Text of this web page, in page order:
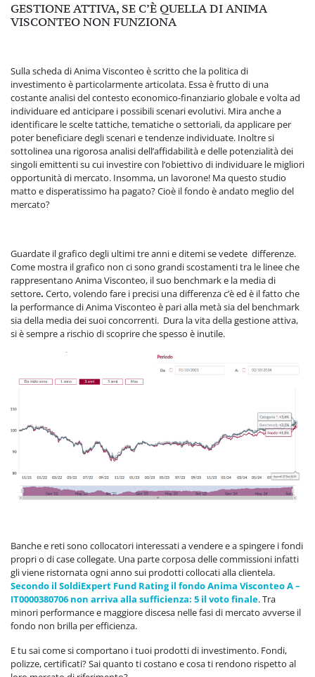
GESTIONE ATTIVA, SE C’È QUELLA DI ANIMA
VISCONTEO NON FUNZIONA
Sulla scheda di Anima Visconteo è scritto che la politica di
investimento è particolarmente articolata. Essa è frutto di una
costante analisi del contesto economico-finanziario globale e volta ad
individuare ed anticipare i possibili scenari evolutivi. Mira anche a
identificare le scelte tattiche, tematiche o settoriali, da applicare per
poter beneficiare degli scenari e tendenze individuate. Inoltre si
sottolinea una rigorosa analisi dell’affidabilità e delle potenzialità dei
singoli emittenti su cui investire con l’obiettivo di individuare le migliori
opportunità di mercato. Insomma, un lavorone! Ma questo studio
matto e disperatissimo ha pagato? Cioè il fondo è andato meglio del
mercato?
Guardate il grafico degli ultimi tre anni e ditemi se vedete differenze.
Come mostra il grafico non ci sono grandi scostamenti tra le linee che
rappresentano Anima Visconteo, il suo benchmark e la media di
settore. Certo, volendo fare i precisi una differenza c’è ed è il fatto che
la performance di Anima Visconteo è pari alla metà sia del benchmark
sia della media dei suoi concorrenti. Dura la vita della gestione attiva,
si è sempre a rischio di scoprire che spesso è inutile.
Banche e reti sono collocatori interessati a vendere e a spingere i fondi
propri o di case collegate. Una parte corposa delle commissioni infatti
gli viene ristornata ogni anno sui prodotti collocati alla clientela.
Secondo il SoldiExpert Fund Rating il fondo Anima Visconteo A –
IT0000380706 non arriva alla sufficienza: 5 il voto finale. Tra
minori performance e maggiore discesa nelle fasi di mercato avverse il
fondo non brilla per efficienza.
E tu sai come si comportano i tuoi prodotti di investimento. Fondi,
polizze, certificati? Sai quanto ti costano e cosa ti rendono rispetto al